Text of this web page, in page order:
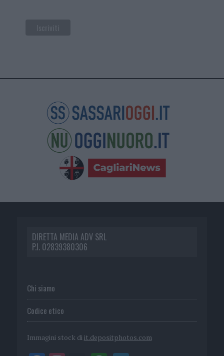
DIRETTA MEDIA ADV SRL
P.I. 02839380306
Chi siamo
Codice etico
Immagini stock di it.depositphotos.com